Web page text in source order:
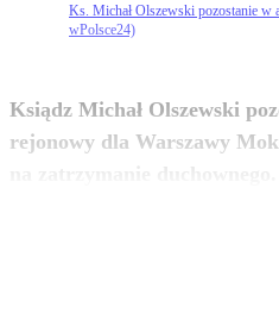
Ks. Michał Olszewski pozostanie w
wPolsce24)
Ksiądz Michał Olszewski
rejonowy dla Warszawy